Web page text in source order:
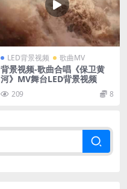
LED背景视频 歌曲MV
背景视频-歌曲合唱《保卫黄
河》MV舞台LED背景视频
209 8